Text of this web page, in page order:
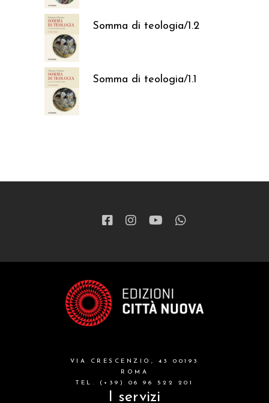
Somma di teologia/1.2
37,05€
Somma di teologia/1.1
37,05€
VIA CRESCENZIO, 43 00193
ROMA
TEL. (+39) 06 96 522 201
I servizi